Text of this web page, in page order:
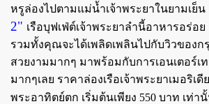
หรูล่องไปตามแม่น้ำเจ้าพระยาในยามเย็น
2" เรือบุฟเฟ่ต์เจ้าพระยาลำนี้อาหารอร่อ
รวมทั้งคุณจะได้เพลิดเพลินไปกับวิวของก
สวยงามมากๆ มาพร้อมกับการเอนเตอร์เ
มากๆเลย ราคาล่องเรือเจ้าพระยาเมอริเ
พระอาทิตย์ตก เริ่มต้นเพียง 550 บาท เท่า